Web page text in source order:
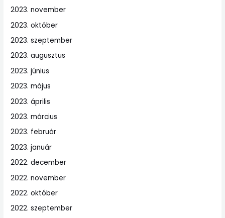
2023. november
2023. október
2023. szeptember
2023. augusztus
2023. június
2023. május
2023. április
2023. március
2023. február
2023. január
2022. december
2022. november
2022. október
2022. szeptember